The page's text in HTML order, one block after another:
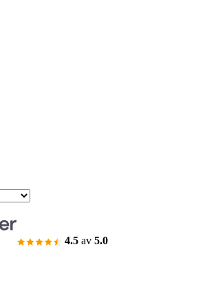
4.5 av 5.0